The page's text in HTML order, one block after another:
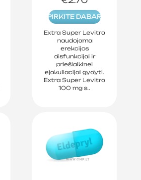
PIRKITE DABAR
Extra Super Levitra
naudojama
erekcijos
disfunkcijai ir
priešlaikinei
ejakuliacijai gydyti.
Extra Super Levitra
100 mg s..